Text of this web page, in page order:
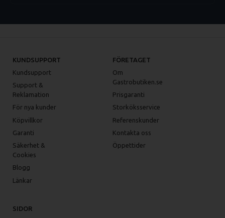
KUNDSUPPORT
Kundsupport
Support &
Reklamation
För nya kunder
Köpvillkor
Garanti
Säkerhet &
Cookies
Blogg
Länkar
FÖRETAGET
Om
Gastrobutiken.se
Prisgaranti
Storköksservice
Referenskunder
Kontakta oss
Öppettider
SIDOR